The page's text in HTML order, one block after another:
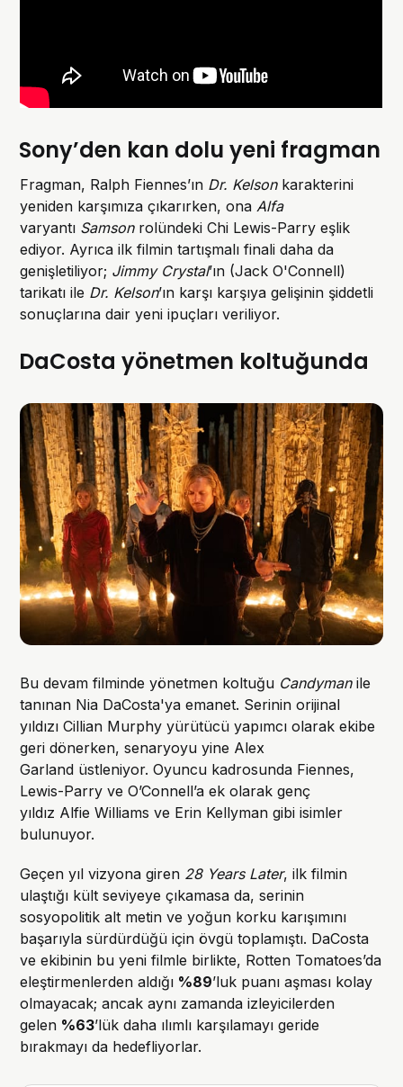
Sony’den kan dolu yeni fragman
Fragman, Ralph Fiennes’ın Dr. Kelsonkarakterini
yeniden karşımıza çıkarırken, ona Alfa
varyantı Samson rolündeki Chi Lewis-Parry eşlik
ediyor. Ayrıca ilk filmin tartışmalı finali daha da
genişletiliyor; Jimmy Crystal’ın (Jack O'Connell)
tarikatı ile Dr. Kelson’ın karşı karşıya gelişinin şiddetli
sonuçlarına dair yeni ipuçları veriliyor.
DaCosta yönetmen koltuğunda
Bu devam filminde yönetmen koltuğu Candymanile
tanınan Nia DaCosta'ya emanet. Serinin orijinal
yıldızı Cillian Murphy yürütücü yapımcı olarak ekibe
geri dönerken, senaryoyu yine Alex
Garland üstleniyor. Oyuncu kadrosunda Fiennes,
Lewis-Parry ve O’Connell’a ek olarak genç
yıldız Alfie Williams ve Erin Kellyman gibi isimler
bulunuyor.
Geçen yıl vizyona giren 28 Years Later, ilk filmin
ulaştığı kült seviyeye çıkamasa da, serinin
sosyopolitik alt metin ve yoğun korku karışımını
başarıyla sürdürdüğü için övgü toplamıştı. DaCosta
ve ekibinin bu yeni filmle birlikte, Rotten Tomatoes’da
eleştirmenlerden aldığı %89’luk puanı aşması kolay
olmayacak; ancak aynı zamanda izleyicilerden
gelen %63’lük daha ılımlı karşılamayı geride
bırakmayı da hedefliyorlar.